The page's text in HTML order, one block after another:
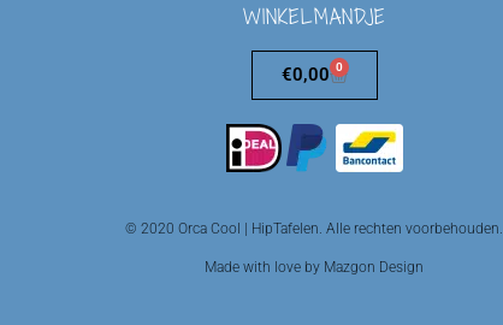
WINKELMANDJE
€0,00 0
© 2020 Orca Cool | HipTafelen. Alle rechten voorbehouden.
Made with love by Mazgon Design